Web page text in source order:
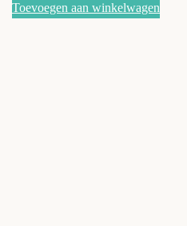
Toevoegen aan winkelwagen